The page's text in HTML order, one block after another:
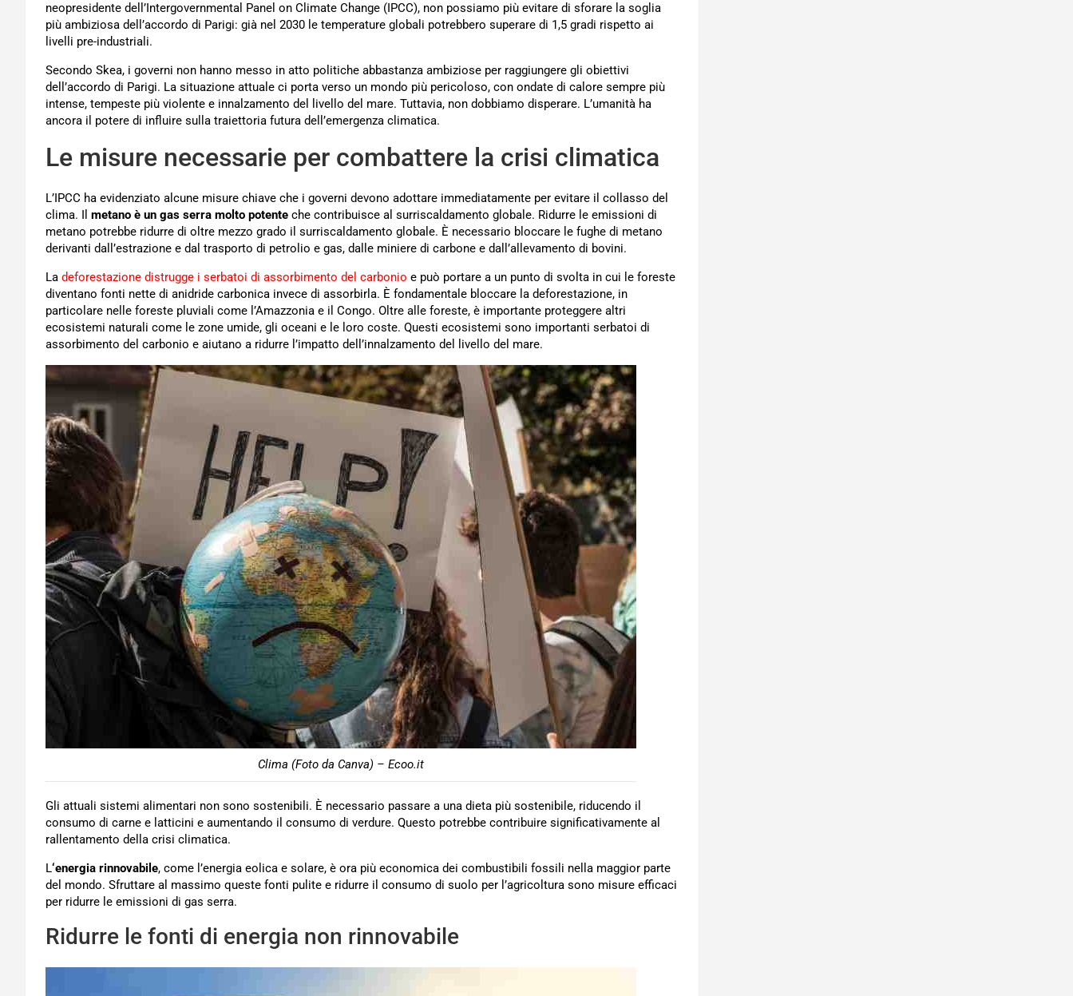
neopresidente dell’Intergovernmental Panel on Climate Change (IPCC), non possiamo più evitare di sforare la soglia
più ambiziosa dell’accordo di Parigi: già nel 2030 le temperature globali potrebbero superare di 1,5 gradi rispetto ai
livelli pre-industriali.
Secondo Skea, i governi non hanno messo in atto politiche abbastanza ambiziose per raggiungere gli obiettivi
dell’accordo di Parigi. La situazione attuale ci porta verso un mondo più pericoloso, con ondate di calore sempre più
intense, tempeste più violente e innalzamento del livello del mare. Tuttavia, non dobbiamo disperare. L’umanità ha
ancora il potere di influire sulla traiettoria futura dell’emergenza climatica.
Le misure necessarie per combattere la crisi climatica
L’IPCC ha evidenziato alcune misure chiave che i governi devono adottare immediatamente per evitare il collasso del
clima. Il metano è un gas serra molto potente che contribuisce al surriscaldamento globale. Ridurre le emissioni di
metano potrebbe ridurre di oltre mezzo grado il surriscaldamento globale. È necessario bloccare le fughe di metano
derivanti dall’estrazione e dal trasporto di petrolio e gas, dalle miniere di carbone e dall’allevamento di bovini.
La deforestazione distrugge i serbatoi di assorbimento del carbonio e può portare a un punto di svolta in cui le foreste
diventano fonti nette di anidride carbonica invece di assorbirla. È fondamentale bloccare la deforestazione, in
particolare nelle foreste pluviali come l’Amazzonia e il Congo. Oltre alle foreste, è importante proteggere altri
ecosistemi naturali come le zone umide, gli oceani e le loro coste. Questi ecosistemi sono importanti serbatoi di
assorbimento del carbonio e aiutano a ridurre l’impatto dell’innalzamento del livello del mare.
Clima (Foto da Canva) – Ecoo.it
Gli attuali sistemi alimentari non sono sostenibili. È necessario passare a una dieta più sostenibile, riducendo il
consumo di carne e latticini e aumentando il consumo di verdure. Questo potrebbe contribuire significativamente al
rallentamento della crisi climatica.
L‘energia rinnovabile, come l’energia eolica e solare, è ora più economica dei combustibili fossili nella maggior parte
del mondo. Sfruttare al massimo queste fonti pulite e ridurre il consumo di suolo per l’agricoltura sono misure efficaci
per ridurre le emissioni di gas serra.
Ridurre le fonti di energia non rinnovabile